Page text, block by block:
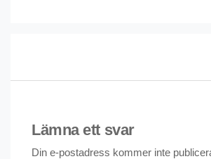
Lämna ett svar
Din e-postadress kommer inte